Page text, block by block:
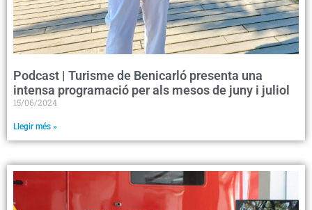
Podcast | Turisme de Benicarló presenta una
intensa programació per als mesos de juny i juliol
15/06/2024
Llegir més »